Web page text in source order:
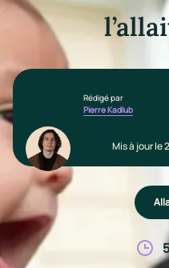
Rédigé par
Pierre Kadlub
Mis à jour le